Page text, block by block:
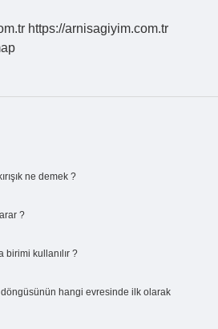
https://arnisagiyim.com.tr
ne demek ?
?
birimi kullanılır ?
hangi evresinde ilk olarak